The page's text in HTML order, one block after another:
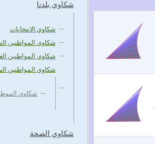
شكاوي بلدنا
شكاوي الانتخابات
شكاوي المواطنين
شكاوي المواطنين
شكاوي المواطنين
شكاوي
شكاوي الصحة